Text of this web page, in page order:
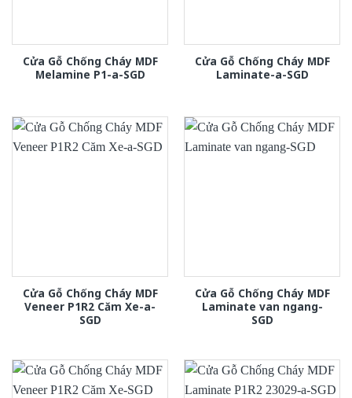
Cửa Gỗ Chống Cháy MDF
Melamine P1-a-SGD
Cửa Gỗ Chống Cháy MDF
Laminate-a-SGD
Cửa Gỗ Chống Cháy MDF
Veneer P1R2 Căm Xe-a-
SGD
Cửa Gỗ Chống Cháy MDF
Laminate van ngang-
SGD